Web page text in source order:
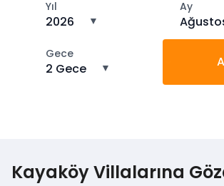
Yıl
2026 ▼
Ay
Gece
2 Gece ▼
Kayaköy Villalarına